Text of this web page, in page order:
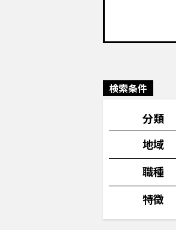
検索条件
分類
地域
職種
特徴